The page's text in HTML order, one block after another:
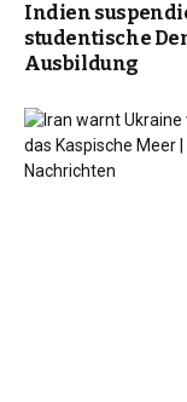
Indien
studentische
Ausbildung